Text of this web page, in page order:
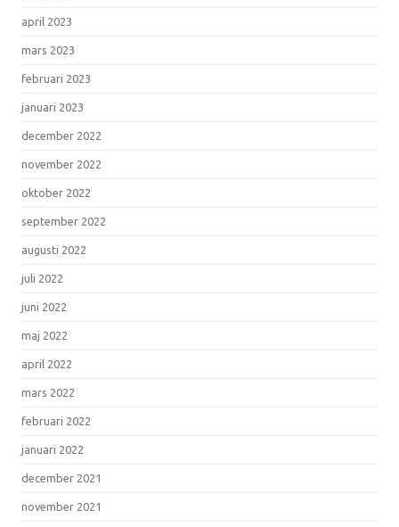
april 2023
mars 2023
februari 2023
januari 2023
december 2022
november 2022
oktober 2022
september 2022
augusti 2022
juli 2022
juni 2022
maj 2022
april 2022
mars 2022
februari 2022
januari 2022
december 2021
november 2021